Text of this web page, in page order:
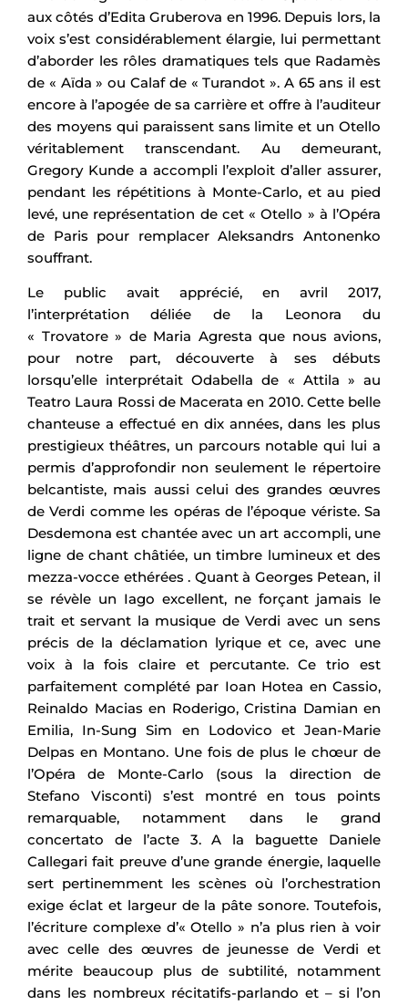
aux côtés d’Edita Gruberova en 1996. Depuis lors, la
voix s’est considérablement élargie, lui permettant
d’aborder les rôles dramatiques tels que Radamès
de « Aïda » ou Calaf de « Turandot ». A 65 ans il est
encore à l’apogée de sa carrière et offre à l’auditeur
des moyens qui paraissent sans limite et un Otello
véritablement transcendant. Au demeurant,
Gregory Kunde a accompli l’exploit d’aller assurer,
pendant les répétitions à Monte-Carlo, et au pied
levé, une représentation de cet « Otello » à l’Opéra
de Paris pour remplacer Aleksandrs Antonenko
souffrant.
Le public avait apprécié, en avril 2017,
l’interprétation déliée de la Leonora du
« Trovatore » de Maria Agresta que nous avions,
pour notre part, découverte à ses débuts
lorsqu’elle interprétait Odabella de « Attila » au
Teatro Laura Rossi de Macerata en 2010. Cette belle
chanteuse a effectué en dix années, dans les plus
prestigieux théâtres, un parcours notable qui lui a
permis d’approfondir non seulement le répertoire
belcantiste, mais aussi celui des grandes œuvres
de Verdi comme les opéras de l’époque vériste. Sa
Desdemona est chantée avec un art accompli, une
ligne de chant châtiée, un timbre lumineux et des
mezza-vocce ethérées . Quant à Georges Petean, il
se révèle un Iago excellent, ne forçant jamais le
trait et servant la musique de Verdi avec un sens
précis de la déclamation lyrique et ce, avec une
voix à la fois claire et percutante. Ce trio est
parfaitement complété par Ioan Hotea en Cassio,
Reinaldo Macias en Roderigo, Cristina Damian en
Emilia, In-Sung Sim en Lodovico et Jean-Marie
Delpas en Montano. Une fois de plus le chœur de
l’Opéra de Monte-Carlo (sous la direction de
Stefano Visconti) s’est montré en tous points
remarquable, notamment dans le grand
concertato de l’acte 3. A la baguette Daniele
Callegari fait preuve d’une grande énergie, laquelle
sert pertinemment les scènes où l’orchestration
exige éclat et largeur de la pâte sonore. Toutefois,
l’écriture complexe d’« Otello » n’a plus rien à voir
avec celle des œuvres de jeunesse de Verdi et
mérite beaucoup plus de subtilité, notamment
dans les nombreux récitatifs-parlando et – si l’on